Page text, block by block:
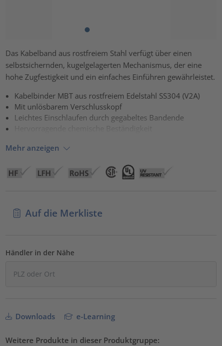
Das Kabelband aus rostfreiem Stahl verfügt über einen
selbstsichernden, kugelgelagerten Mechanismus, der eine
hohe Zugfestigkeit und ein einfaches Einführen gewährleistet.
Kabelbinder MBT aus rostfreiem Edelstahl SS304 (V2A)
Mit unlösbarem Verschlusskopf
Leichtes Einschlaufen durch gegabeltes Bandende
Mehr anzeigen
Auf die Merkliste
Händler in der Nähe
Downloads e-Learning
Weitere Produkte in dieser Produktgruppe: